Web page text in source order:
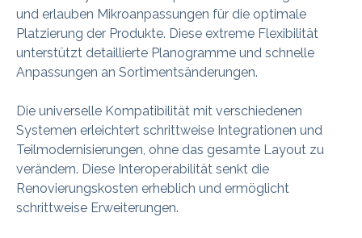
und erlauben Mikroanpassungen für die optimale
Platzierung der Produkte. Diese extreme Flexibilität
unterstützt detaillierte Planogramme und schnelle
Anpassungen an Sortimentsänderungen.
Die universelle Kompatibilität mit verschiedenen
Systemen erleichtert schrittweise Integrationen und
Teilmodernisierungen, ohne das gesamte Layout zu
verändern. Diese Interoperabilität senkt die
Renovierungskosten erheblich und ermöglicht
schrittweise Erweiterungen.